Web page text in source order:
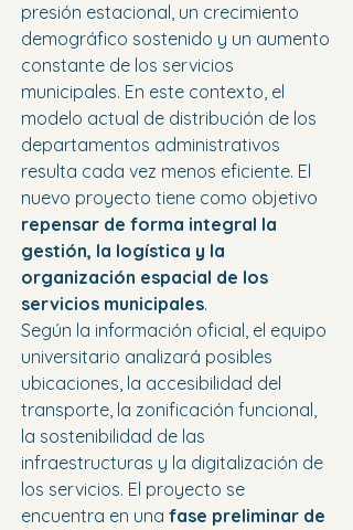
presión estacional, un crecimiento
demográfico sostenido y un aumento
constante de los servicios
municipales. En este contexto, el
modelo actual de distribución de los
departamentos administrativos
resulta cada vez menos eficiente. El
nuevo proyecto tiene como objetivo
repensar de forma integral la
gestión, la logística y la
organización espacial de los
servicios municipales.
Según la información oficial, el equipo
universitario analizará posibles
ubicaciones, la accesibilidad del
transporte, la zonificación funcional,
la sostenibilidad de las
infraestructuras y la digitalización de
los servicios. El proyecto se
encuentra en una fase preliminar de